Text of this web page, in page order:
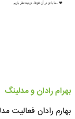
بهرام رادان و مدلینگ